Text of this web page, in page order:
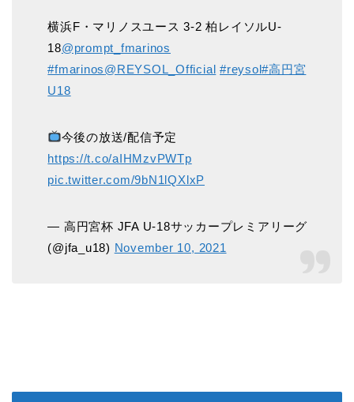
横浜F・マリノスユース 3-2 柏レイソルU-
18@prompt_fmarinos
#fmarinos@REYSOL_Official #reysol#高円宮
U18
今後の放送/配信予定
https://t.co/aIHMzvPWTp
pic.twitter.com/9bN1lQXlxP
— 高円宮杯 JFA U-18サッカープレミアリーグ
(@jfa_u18) November 10, 2021